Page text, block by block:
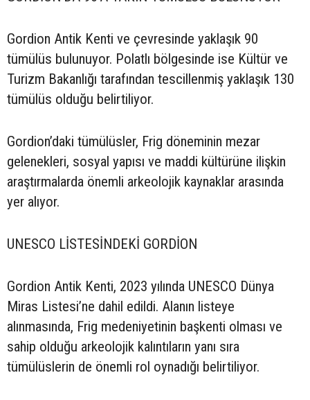
Gordion Antik Kenti ve çevresinde yaklaşık 90
tümülüs bulunuyor. Polatlı bölgesinde ise Kültür ve
Turizm Bakanlığı tarafından tescillenmiş yaklaşık 130
tümülüs olduğu belirtiliyor.
Gordion’daki tümülüsler, Frig döneminin mezar
gelenekleri, sosyal yapısı ve maddi kültürüne ilişkin
araştırmalarda önemli arkeolojik kaynaklar arasında
yer alıyor.
UNESCO LİSTESİNDEKİ GORDİON
Gordion Antik Kenti, 2023 yılında UNESCO Dünya
Miras Listesi’ne dahil edildi. Alanın listeye
alınmasında, Frig medeniyetinin başkenti olması ve
sahip olduğu arkeolojik kalıntıların yanı sıra
tümülüslerin de önemli rol oynadığı belirtiliyor.